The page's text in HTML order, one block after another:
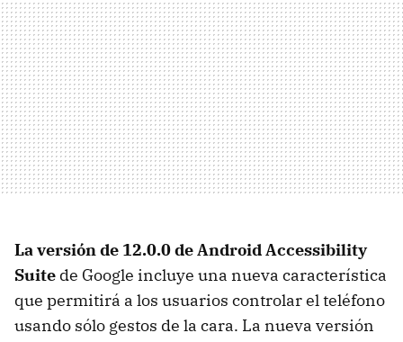
La versión de 12.0.0 de Android Accessibility
Suite de Google incluye una nueva característica
que permitirá a los usuarios controlar el teléfono
usando sólo gestos de la cara. La nueva versión